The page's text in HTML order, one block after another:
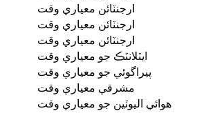
ارجنٽائن معياري وقت
ارجنٽائن معياري وقت
ارجنٽائن معياري وقت
ايٽلانٽڪ جو معياري وقت
پيراگوئي جو معياري وقت
مشرقي معياري وقت
هوائي اليوٽين جو معياري وقت